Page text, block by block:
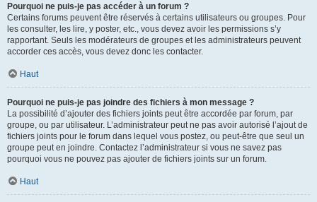
Pourquoi ne puis-je pas accéder à un forum ?
Certains forums peuvent être réservés à certains utilisateurs ou groupes. Pour
les consulter, les lire, y poster, etc., vous devez avoir les permissions s’y
rapportant. Seuls les modérateurs de groupes et les administrateurs peuvent
accorder ces accès, vous devez donc les contacter.
Haut
Pourquoi ne puis-je pas joindre des fichiers à mon message ?
La possibilité d’ajouter des fichiers joints peut être accordée par forum, par
groupe, ou par utilisateur. L’administrateur peut ne pas avoir autorisé l’ajout de
fichiers joints pour le forum dans lequel vous postez, ou peut-être que seul un
groupe peut en joindre. Contactez l’administrateur si vous ne savez pas
pourquoi vous ne pouvez pas ajouter de fichiers joints sur un forum.
Haut